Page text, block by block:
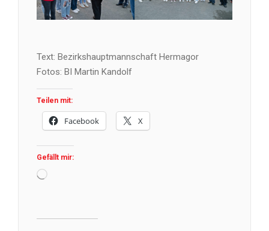
Text: Bezirkshauptmannschaft Hermagor
Fotos: BI Martin Kandolf
Teilen mit:
Facebook X
Gefällt mir:
Wird